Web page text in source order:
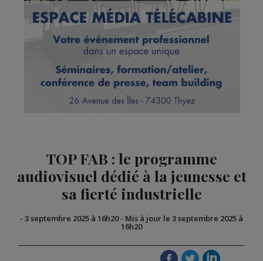
TOP FAB : le programme
audiovisuel dédié à la jeunesse et
sa fierté industrielle
- 3 septembre 2025 à 16h20- Mis à jour le 3 septembre 2025 à
16h20